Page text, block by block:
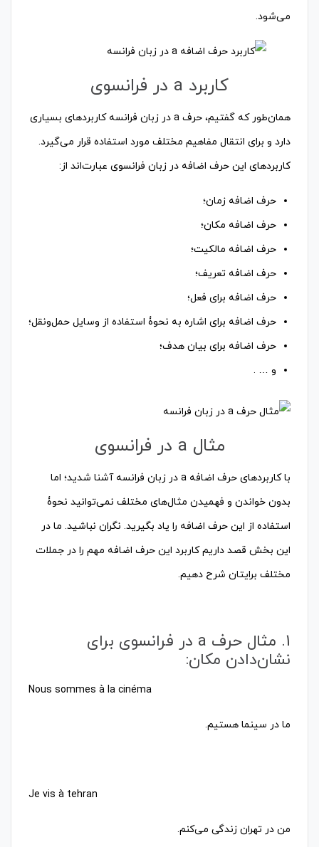
می‌شود.
کاربرد a در فرانسوی
همان‌طور که گفتیم، حرف a در زبان فرانسه کاربردهای بسیاری
دارد و برای انتقال مفاهیم مختلف مورد استفاده قرار می‌گیرد.
کاربردهای این حرف اضافه در زبان فرانسوی عبارت‌اند از:
حرف اضافه زمان؛
حرف اضافه مکان؛
حرف اضافه مالکیت؛
حرف اضافه تعریف؛
حرف اضافه برای فعل؛
حرف اضافه برای اشاره به نحوۀ استفاده از وسایل حمل‌ونقل؛
حرف اضافه برای بیان هدف؛
و … .
مثال a در فرانسوی
با کاربردهای حرف اضافه a در زبان فرانسه آشنا شدید؛ اما
بدون خواندن و فهمیدن مثال‌های مختلف نمی‌توانید نحوۀ
استفاده از این حرف اضافه را یاد بگیرید. نگران نباشید. ما در
این بخش قصد داریم کاربرد این حرف اضافه مهم را در جملات
مختلف برایتان شرح دهیم.
1. مثال حرف a در فرانسوی برای
نشان‌دادن مکان:
ما در سینما هستیم.
من در تهران زندگی می‌کنم.